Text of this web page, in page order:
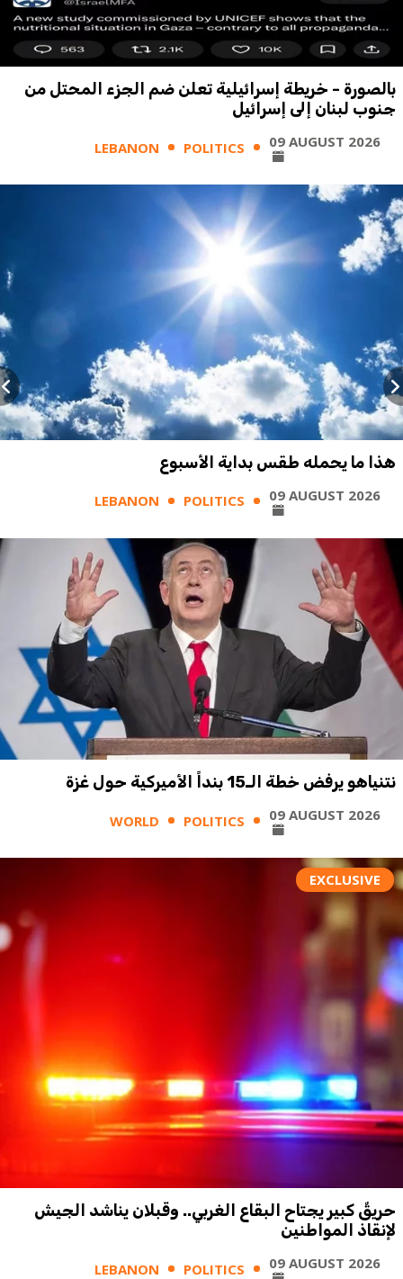
بالصورة - خريطة إسرائيلية تعلن ضم الجزء المحتل من
جنوب لبنان إلى إسرائيل
LEBANON POLITICS 09 AUGUST 2026
هذا ما يحمله طقس بداية الأسبوع
LEBANON POLITICS 09 AUGUST 2026
نتنياهو يرفض خطة الـ15 بنداً الأميركية حول غزة
WORLD POLITICS 09 AUGUST 2026
EXCLUSIVE
حريقٌ كبير يجتاح البقاع الغربي.. وقبلان يناشد الجيش
لإنقاذ المواطنين
LEBANON POLITICS 09 AUGUST 2026